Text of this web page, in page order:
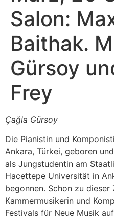
Salon:
Baithak.
Gürsoy
Frey
Çağla Gürsoy
Die Pianistin und
Ankara, Türkei, geboren
als Jungstudentin am
Hacettepe Universität in
begonnen. Schon zu
Kammermusikerin und
Festivals für Neue Musik